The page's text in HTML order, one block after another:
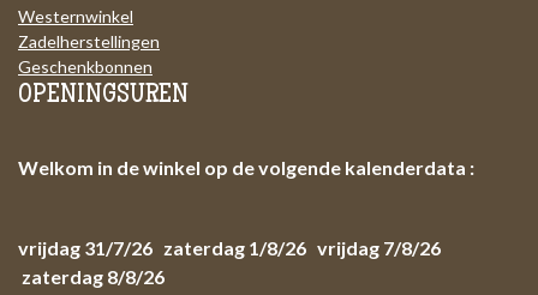
Westernwinkel
Zadelherstellingen
Geschenkbonnen
OPENINGSUREN
Welkom in de winkel op de volgende kalenderdata :
vrijdag 31/7/26 zaterdag 1/8/26 vrijdag 7/8/26
zaterdag 8/8/26